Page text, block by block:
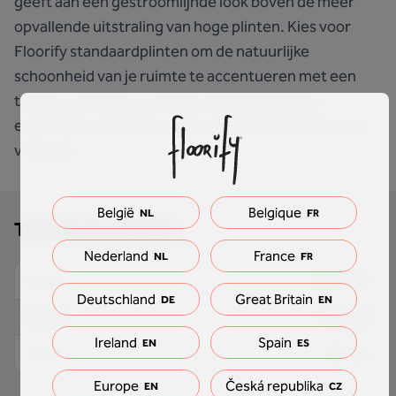
opvallende uitstraling van hoge plinten. Kies voor
Floorify standaardplinten om de natuurlijke
schoonheid van je ruimte te accentueren met een
tijdloze uitstraling, terwijl je tegelijkertijd een
essentieel onderdeel van je vloerinstallatie discreet
verbergt.
Technische details
Lengte 2000 mm
Breedte 9.5 mm
Hoogte 61 mm
België NL Belgique FR
Nederland NL France FR
Deutschland DE Great Britain EN
Ireland EN Spain ES
Europe EN Česká republika CZ